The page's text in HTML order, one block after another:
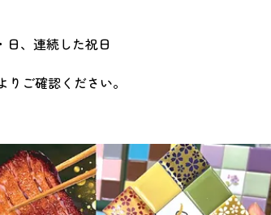
日、連続した祝日
ご確認ください。